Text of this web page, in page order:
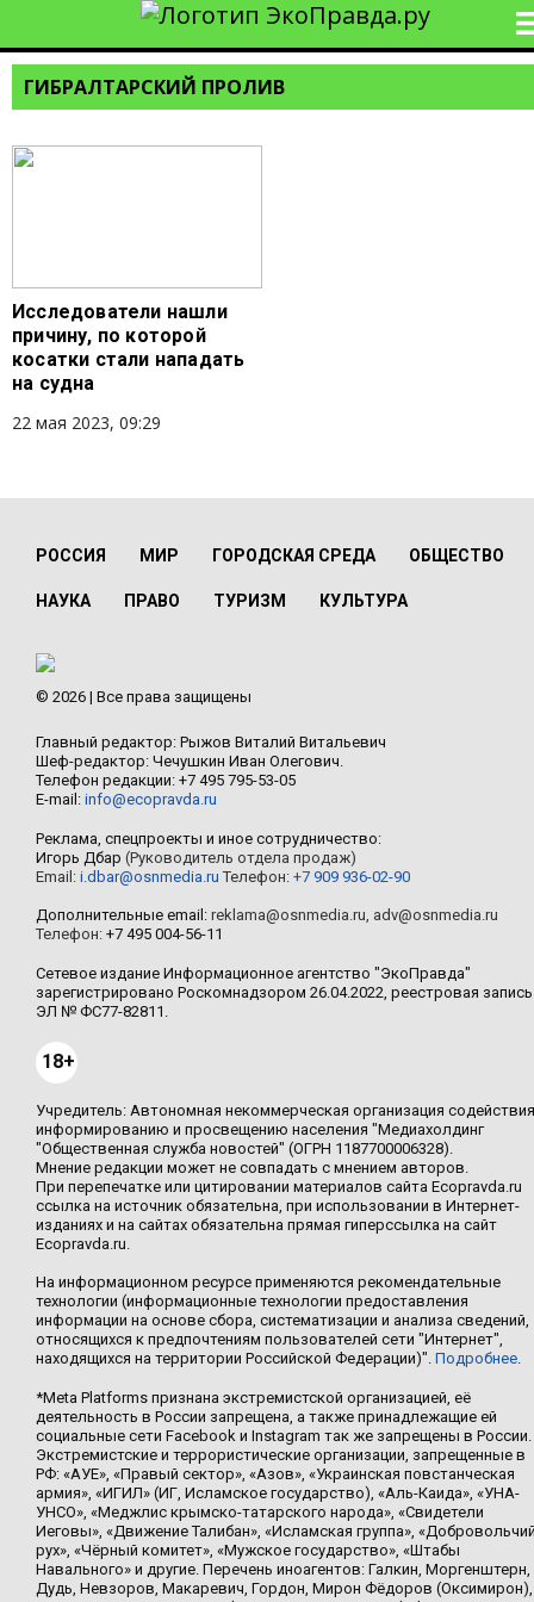
ГИБРАЛТАРСКИЙ ПРОЛИВ
Исследователи нашли
причину, по которой
косатки стали нападать
на судна
22 мая 2023, 09:29
РОССИЯ МИР ГОРОДСКАЯ СРЕДА ОБЩЕСТВО
НАУКА ПРАВО ТУРИЗМ КУЛЬТУРА
© 2026 | Все права защищены
Главный редактор: Рыжов Виталий Витальевич
Шеф-редактор: Чечушкин Иван Олегович.
Телефон редакции: +7 495 795-53-05
E-mail: info@ecopravda.ru
Реклама, спецпроекты и иное сотрудничество:
Игорь Дбар (Руководитель отдела продаж)
Email: i.dbar@osnmedia.ru Телефон: +7 909 936-02-90
Дополнительные email: reklama@osnmedia.ru, adv@osnmedia.ru
Телефон: +7 495 004-56-11
Сетевое издание Информационное агентство "ЭкоПравда"
зарегистрировано Роскомнадзором 26.04.2022, реестровая запись
ЭЛ № ФС77-82811.
18+
Учредитель: Автономная некоммерческая организация содействия
информированию и просвещению населения "Медиахолдинг
"Общественная служба новостей" (ОГРН 1187700006328).
Мнение редакции может не совпадать с мнением авторов.
При перепечатке или цитировании материалов сайта Ecopravda.ru
ссылка на источник обязательна, при использовании в Интернет-
изданиях и на сайтах обязательна прямая гиперссылка на сайт
Ecopravda.ru.
На информационном ресурсе применяются рекомендательные
технологии (информационные технологии предоставления
информации на основе сбора, систематизации и анализа сведений,
относящихся к предпочтениям пользователей сети "Интернет",
находящихся на территории Российской Федерации)". Подробнее.
*Meta Platforms признана экстремистской организацией, её
деятельность в России запрещена, а также принадлежащие ей
социальные сети Facebook и Instagram так же запрещены в России.
Экстремистские и террористические организации, запрещенные в
РФ: «АУЕ», «Правый сектор», «Азов», «Украинская повстанческая
армия», «ИГИЛ» (ИГ, Исламское государство), «Аль-Каида», «УНА-
УНСО», «Меджлис крымско-татарского народа», «Свидетели
Иеговы», «Движение Талибан», «Исламская группа»,
рух», «Чёрный комитет», «Мужское государство», «Штабы
Навального» и другие. Перечень иноагентов: Галкин, Моргенштерн,
Дудь, Невзоров, Макаревич, Гордон, Мирон Фёдоров (Оксимирон),